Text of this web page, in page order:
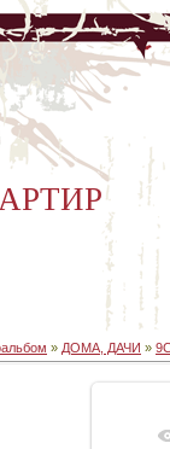
» ДОМА, ДАЧИ »